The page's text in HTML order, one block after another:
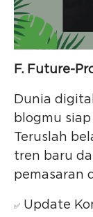
F. Future-
Dunia
blogmu
Teruslah
tren baru
pemasaran
✅ Update